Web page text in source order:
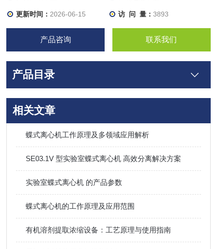
更新时间： 2026-06-15 访 问 量： 3893
产品咨询 联系我们
产品目录
相关文章
蝶式离心机工作原理及多领域应用解析
SE03.1V 型实验室蝶式离心机 高效分离解决方案
实验室蝶式离心机 的产品参数
蝶式离心机的工作原理及应用范围
有机溶剂提取浓缩设备：工艺原理与使用指南